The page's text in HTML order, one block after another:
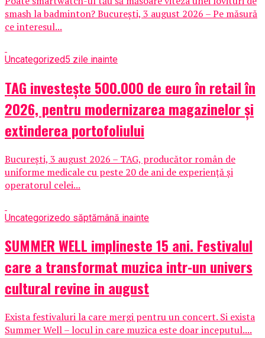
smash la badminton? București, 3 august 2026 – Pe măsură
ce interesul...
Uncategorized5 zile inainte
TAG investește 500.000 de euro în retail în
2026, pentru modernizarea magazinelor și
extinderea portofoliului
București, 3 august 2026 – TAG, producător român de
uniforme medicale cu peste 20 de ani de experiență și
operatorul celei...
Uncategorizedo săptămână inainte
SUMMER WELL implineste 15 ani. Festivalul
care a transformat muzica intr-un univers
cultural revine in august
Exista festivaluri la care mergi pentru un concert. Si exista
Summer Well – locul in care muzica este doar inceputul....